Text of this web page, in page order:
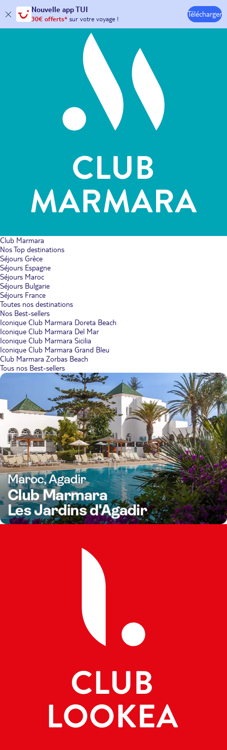
Nouvelle app TUI
30€ offerts*sur votre
avec le code :HAPPYAPP
Télécharger
Hôtels & Clubs
Club Marmara
Nos Top destinations
Séjours Grèce
Séjours Espagne
Séjours Maroc
Séjours Bulgarie
Séjours France
Toutes nos destinations
Nos Best-sellers
Iconique Club Marmara Doreta Beach
Iconique Club Marmara Del Mar
Iconique Club Marmara Sicilia
Iconique Club Marmara Grand Bleu
Club Marmara Zorbas Beach
Tous nos Best-sellers